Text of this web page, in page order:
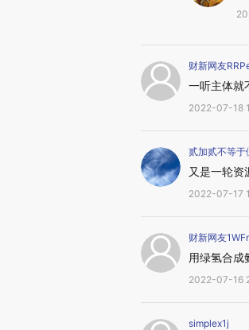
财新网友
一听主体就
2022-07-18
贰加贰不等于
又是一轮资
2022-07-17
财新网友
用绿氢合成
2022-07-16
simplex1j